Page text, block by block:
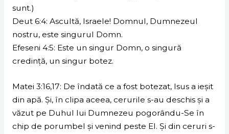
sunt.)
Deut 6:4: Ascultă, Israele! Domnul, Dumnezeul
nostru, este singurul Domn.
Efeseni 4:5: Este un singur Domn, o singură
credinţă, un singur botez.
Matei 3:16,17: De îndată ce a fost botezat, Isus a ieşit
din apă. Şi, în clipa aceea, cerurile s-au deschis şi a
văzut pe Duhul lui Dumnezeu pogorându-Se în
chip de porumbel şi venind peste El. Şi din ceruri s-